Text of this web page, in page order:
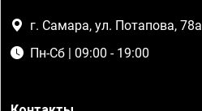
г. Самара, ул. Потапова, 78а
Пн-Сб | 09:00 - 19:00